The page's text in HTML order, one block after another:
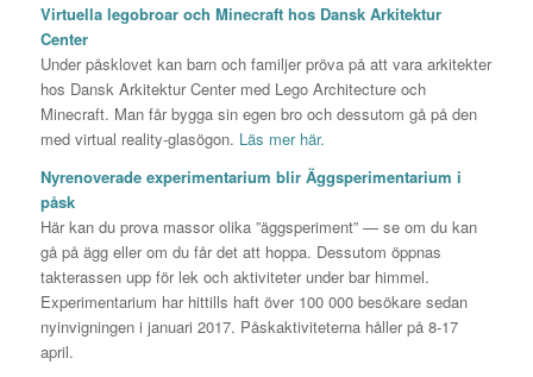
Virtuella legobroar och Minecraft hos Dansk Arkitektur
Center
Under påsklovet kan barn och familjer pröva på att vara arkitekter
hos Dansk Arkitektur Center med Lego Architecture och
Minecraft. Man får bygga sin egen bro och dessutom gå på den
med virtual reality-glasögon. Läs mer här.
Nyrenoverade experimentarium blir Äggsperimentarium i
påsk
Här kan du prova massor olika ”äggsperiment” — se om du kan
gå på ägg eller om du får det att hoppa. Dessutom öppnas
takterassen upp för lek och aktiviteter under bar himmel.
Experimentarium har hittills haft över 100 000 besökare sedan
nyinvigningen i januari 2017. Påskaktiviteterna håller på 8-17
april.